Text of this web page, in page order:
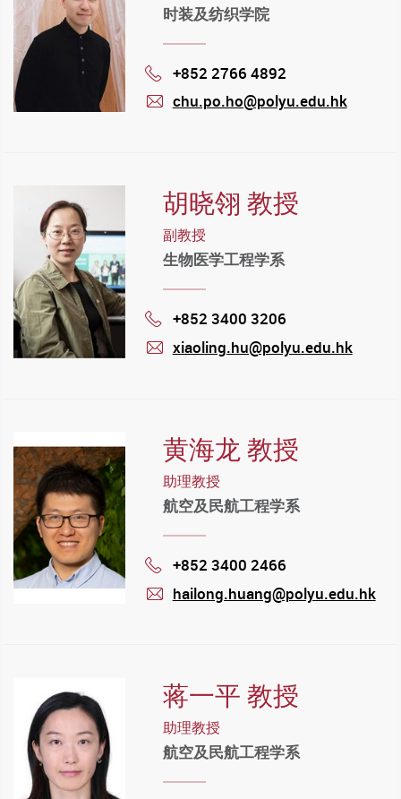
时装及纺织学院
Phone
+852 2766 4892
chu.po.ho@polyu.edu.hk
胡晓翎 教授
副教授
生物医学工程学系
Phone
+852 3400 3206
xiaoling.hu@polyu.edu.hk
黄海龙 教授
助理教授
航空及民航工程学系
Phone
+852 3400 2466
hailong.huang@polyu.edu.hk
蒋一平 教授
助理教授
航空及民航工程学系